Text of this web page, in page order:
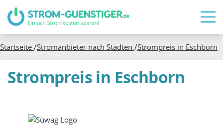
Startseite /Stromanbieter nach Städten /Strompreis in Eschborn
Strompreis in Eschborn